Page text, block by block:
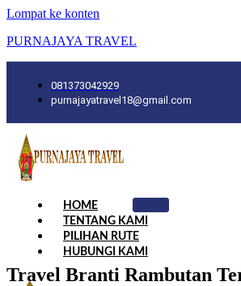
Lompat ke konten
PURNAJAYA TRAVEL
081373042929
purnajayatravel18@gmail.com
HOME
TENTANG KAMI
PILIHAN RUTE
HUBUNGI KAMI
Travel Branti Rambutan